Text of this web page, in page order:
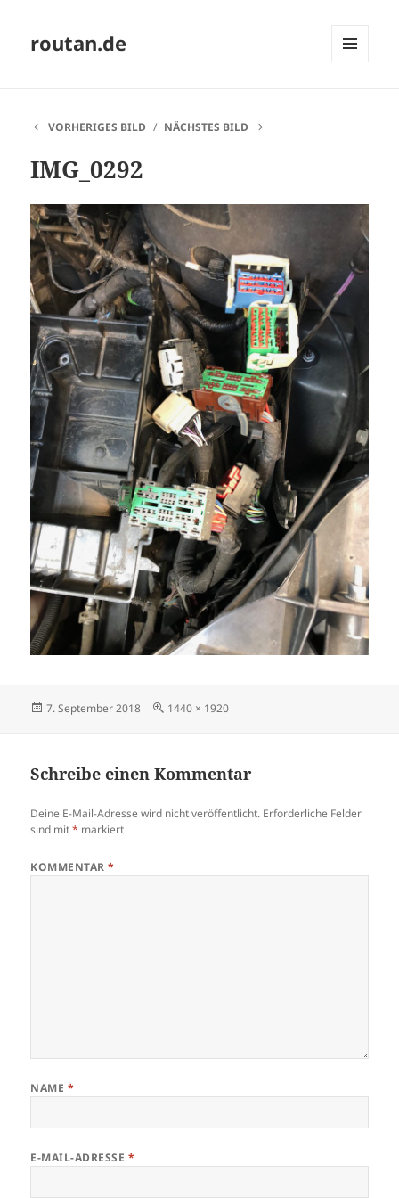
routan.de
VORHERIGES BILD
NÄCHSTES BILD
IMG_0292
Veröffentlicht
7. September 2018 Originalgröße
1440 × 1920
Schreibe einen Kommentar
Deine E-Mail-Adresse wird nicht veröffentlicht. Erforderliche Felder
sind mit* markiert
KOMMENTAR*
NAME *
E-MAIL-ADRESSE *